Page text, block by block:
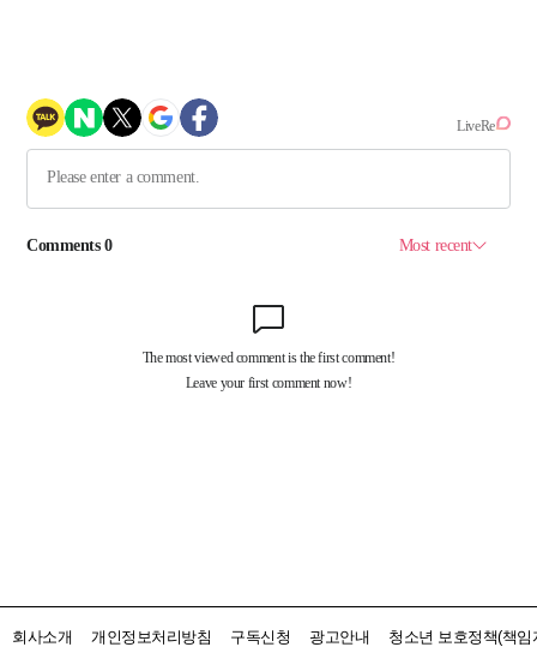
회사소개 개인정보처리방침 구독신청 광고안내 청소년 보호정책(책임